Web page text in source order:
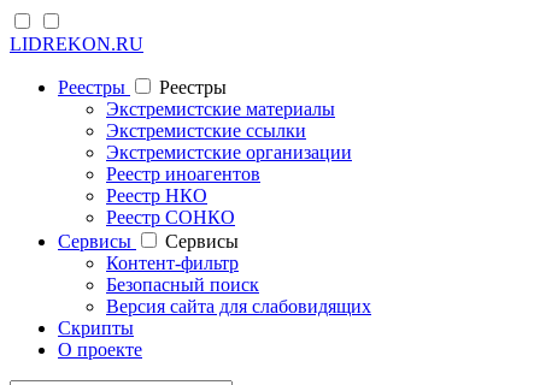
LIDREKON.RU
Реестры
Реестры
Экстремистские материалы
Экстремистские ссылки
Экстремистские организации
Реестр иноагентов
Реестр НКО
Реестр СОНКО
Cервисы
Cервисы
Контент-фильтр
Безопасный поиск
Версия сайта для слабовидящих
Скрипты
О проекте